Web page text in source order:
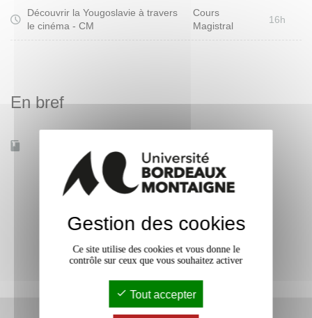
Découvrir la Yougoslavie à travers
le cinéma - CM
Cours
Magistral
16h
En bref
Gestion des cookies
Ce site utilise des cookies et vous donne le
contrôle sur ceux que vous souhaitez activer
Tout accepter